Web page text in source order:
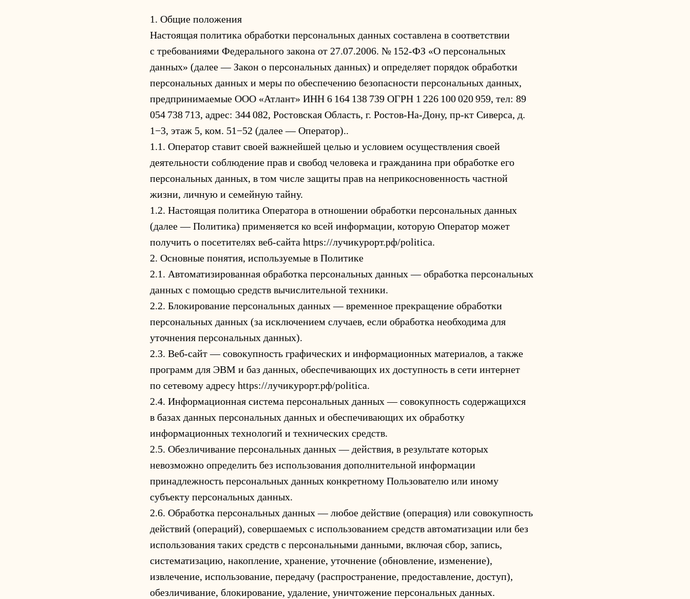
1. Общие положения
Настоящая политика обработки персональных данных составлена в соответствии
с требованиями Федерального закона от 27.07.2006. № 152-ФЗ «О персональных
данных» (далее — Закон о персональных данных) и определяет порядок обработки
персональных данных и меры по обеспечению безопасности персональных данных,
предпринимаемые ООО «Атлант» ИНН 6 164 138 739 ОГРН 1 226 100 020 959, тел: 89
054 738 713, адрес: 344 082, Ростовская Область, г. Ростов-На-Дону, пр-кт Сиверса, д.
1−3, этаж 5, ком. 51−52 (далее — Оператор)..
1.1. Оператор ставит своей важнейшей целью и условием осуществления своей
деятельности соблюдение прав и свобод человека и гражданина при обработке его
персональных данных, в том числе защиты прав на неприкосновенность частной
жизни, личную и семейную тайну.
1.2. Настоящая политика Оператора в отношении обработки персональных данных
(далее — Политика) применяется ко всей информации, которую Оператор может
получить о посетителях веб-сайта https://лучикурорт.рф/politica.
2. Основные понятия, используемые в Политике
2.1. Автоматизированная обработка персональных данных — обработка персональных
данных с помощью средств вычислительной техники.
2.2. Блокирование персональных данных — временное прекращение обработки
персональных данных (за исключением случаев, если обработка необходима для
уточнения персональных данных).
2.3. Веб-сайт — совокупность графических и информационных материалов, а также
программ для ЭВМ и баз данных, обеспечивающих их доступность в сети интернет
по сетевому адресу https://лучикурорт.рф/politica.
2.4. Информационная система персональных данных — совокупность содержащихся
в базах данных персональных данных и обеспечивающих их обработку
информационных технологий и технических средств.
2.5. Обезличивание персональных данных — действия, в результате которых
невозможно определить без использования дополнительной информации
принадлежность персональных данных конкретному Пользователю или иному
субъекту персональных данных.
2.6. Обработка персональных данных — любое действие (операция) или совокупность
действий (операций), совершаемых с использованием средств автоматизации или без
использования таких средств с персональными данными, включая сбор, запись,
систематизацию, накопление, хранение, уточнение (обновление, изменение),
извлечение, использование, передачу (распространение, предоставление, доступ),
обезличивание, блокирование, удаление, уничтожение персональных данных.